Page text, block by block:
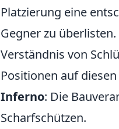
Platzierung eine
Gegner zu
Verständnis von
Positionen auf
Inferno: Die
Scharfschützen.